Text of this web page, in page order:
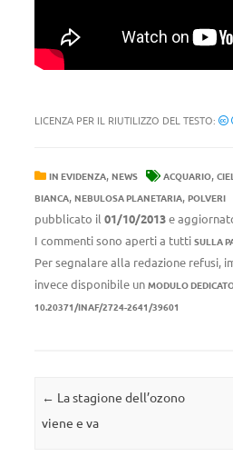
LICENZA PER IL RIUTILIZZO DEL TESTO:
IN EVIDENZA, NEWS ACQUARIO,
BIANCA, NEBULOSA PLANETARIA, POLVERI
pubblicato il 01/10/2013e
I commenti sono aperti a tutti SULLA
Per segnalare alla redazione refusi,
invece disponibile un MODULO
10.20371/INAF/2724-2641/39601
Navigazione articolo
← La stagione dell’ozono
viene e va